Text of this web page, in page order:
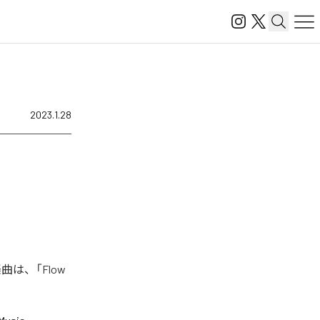
2023.1.28
は、「Flow